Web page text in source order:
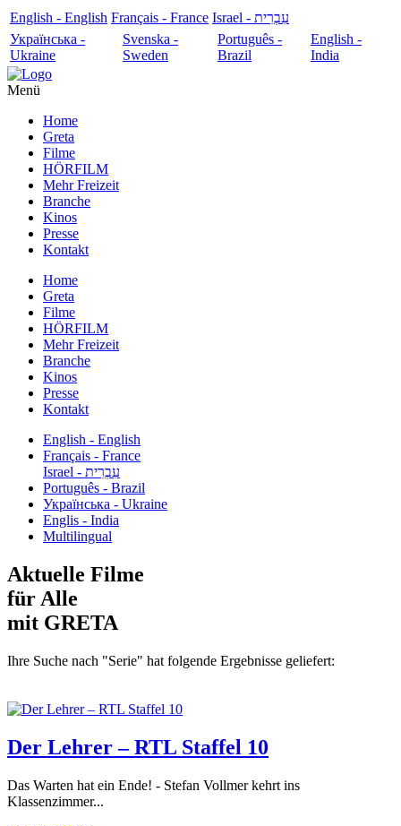
English - English Français - France
עִבְרִית - Israel
Українська -
Ukraine
Svenska -
Sweden
Português -
Brazil
English -
India
Menü
Home
Greta
Filme
HÖRFILM
Mehr Freizeit
Branche
Kinos
Presse
Kontakt
Home
Greta
Filme
HÖRFILM
Mehr Freizeit
Branche
Kinos
Presse
Kontakt
English - English
Français - France
עִבְרִית - Israel
Português - Brazil
Українська - Ukraine
Englis - India
Multilingual
Aktuelle Filme
für Alle
mit GRETA
Ihre Suche nach "Serie" hat folgende Ergebnisse geliefert:
Der Lehrer – RTL Staffel 10
Das Warten hat ein Ende! - Stefan Vollmer kehrt ins
Klassenzimmer...